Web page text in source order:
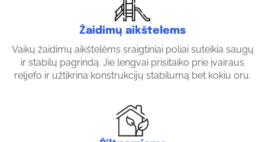
Žaidimų aikštelems
Vaikų žaidimų aikštelėms sraigtiniai poliai suteikia saugų
ir stabilų pagrindą. Jie lengvai prisitaiko prie įvairaus
reljefo ir užtikrina konstrukcijų stabilumą bet kokiu oru.